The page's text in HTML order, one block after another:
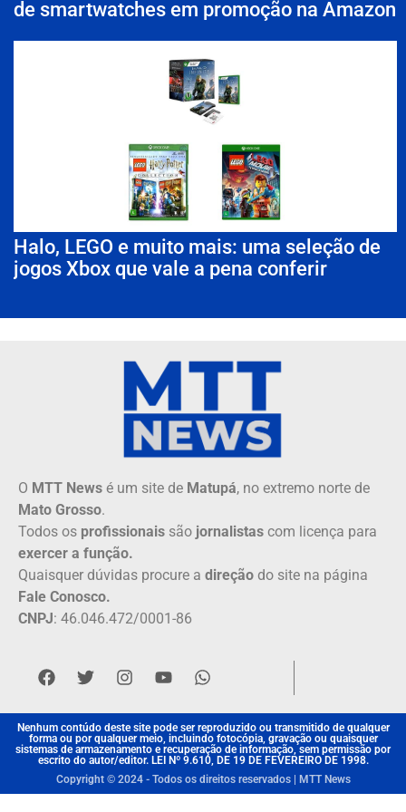
de smartwatches em promoção na Amazon
Halo, LEGO e muito mais: uma seleção de
jogos Xbox que vale a pena conferir
O MTT News é um site de Matupá, no extremo norte de
Mato Grosso.
Todos os profissionais são jornalistas com licença para
exercer a função.
Quaisquer dúvidas procure a direção do site na página
Fale Conosco.
CNPJ: 46.046.472/0001-86
Nenhum contúdo deste site pode ser reproduzido ou transmitido de qualquer
forma ou por qualquer meio, incluindo fotocópia, gravação ou quaisquer
sistemas de armazenamento e recuperação de informação, sem permissão por
escrito do autor/editor. LEI Nº 9.610, DE 19 DE FEVEREIRO DE 1998.
Copyright © 2024 - Todos os direitos reservados | MTT News